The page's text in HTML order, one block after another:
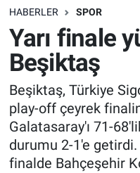
HABERLER SPOR
Yarı finale
Beşiktaş
Beşiktaş, Türkiye
play-off çeyrek
Galatasaray'ı 71-
durumu 2-1'e getirdi.
finalde Bahçeşehir